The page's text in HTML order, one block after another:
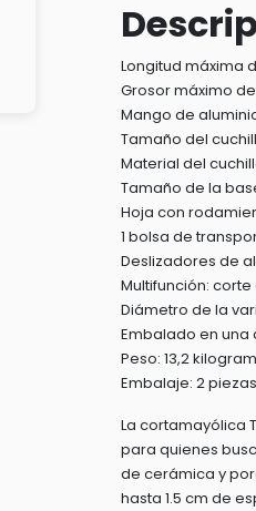
THT571001
Longitud máxima
Grosor máximo
Mango de
Tamaño del
Material del
Tamaño de la
Hoja con
1 bolsa de
Deslizadores de
Multifunción:
Diámetro de la
Embalado en una
Peso: 13,2
Embalaje: 2 piezas
La cortamayólica
para quienes
de cerámica y
hasta 1.5 cm de